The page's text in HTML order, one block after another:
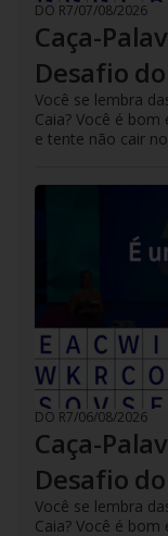
DO R7/07/08/2026
Caça-
Desafio
Você se lembra
Caia? Você é
e tente não cair
DO R7/06/08/2026
Caça-
Desafio
Você se lembra
Caia? Você é